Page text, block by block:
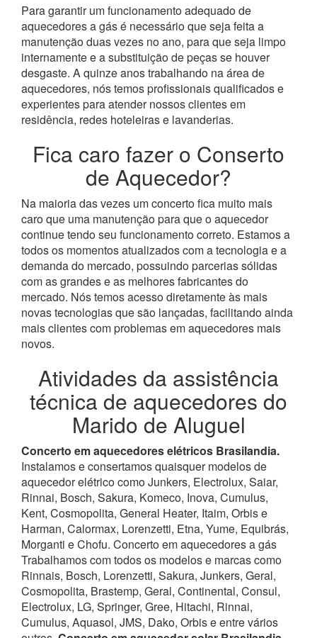
Para garantir um funcionamento adequado de
aquecedores a gás é necessário que seja feita a
manutenção duas vezes no ano, para que seja limpo
internamente e a substituição de peças se houver
desgaste. A quinze anos trabalhando na área de
aquecedores, nós temos profissionais qualificados e
experientes para atender nossos clientes em
residência, redes hoteleiras e lavanderias.
Fica caro fazer o Conserto
de Aquecedor?
Na maioria das vezes um concerto fica muito mais
caro que uma manutenção para que o aquecedor
continue tendo seu funcionamento correto. Estamos a
todos os momentos atualizados com a tecnologia e a
demanda do mercado, possuindo parcerias sólidas
com as grandes e as melhores fabricantes do
mercado. Nós temos acesso diretamente às mais
novas tecnologias que são lançadas, facilitando ainda
mais clientes com problemas em aquecedores mais
novos.
Atividades da assistência
técnica de aquecedores do
Marido de Aluguel
Concerto em aquecedores elétricos Brasilandia.
Instalamos e consertamos quaisquer modelos de
aquecedor elétrico como Junkers, Electrolux, Saiar,
Rinnai, Bosch, Sakura, Komeco, Inova, Cumulus,
Kent, Cosmopolita, General Heater, Itaim, Orbis e
Harman, Calormax, Lorenzetti, Etna, Yume, Equibrás,
Morganti e Chofu. Concerto em aquecedores a gás
Trabalhamos com todos os modelos e marcas como
Rinnais, Bosch, Lorenzetti, Sakura, Junkers, Geral,
Cosmopolita, Brastemp, Geral, Continental, Consul,
Electrolux, LG, Springer, Gree, Hitachi, Rinnai,
Cumulus, Aquasol, JMS, Dako, Orbis e entre vários